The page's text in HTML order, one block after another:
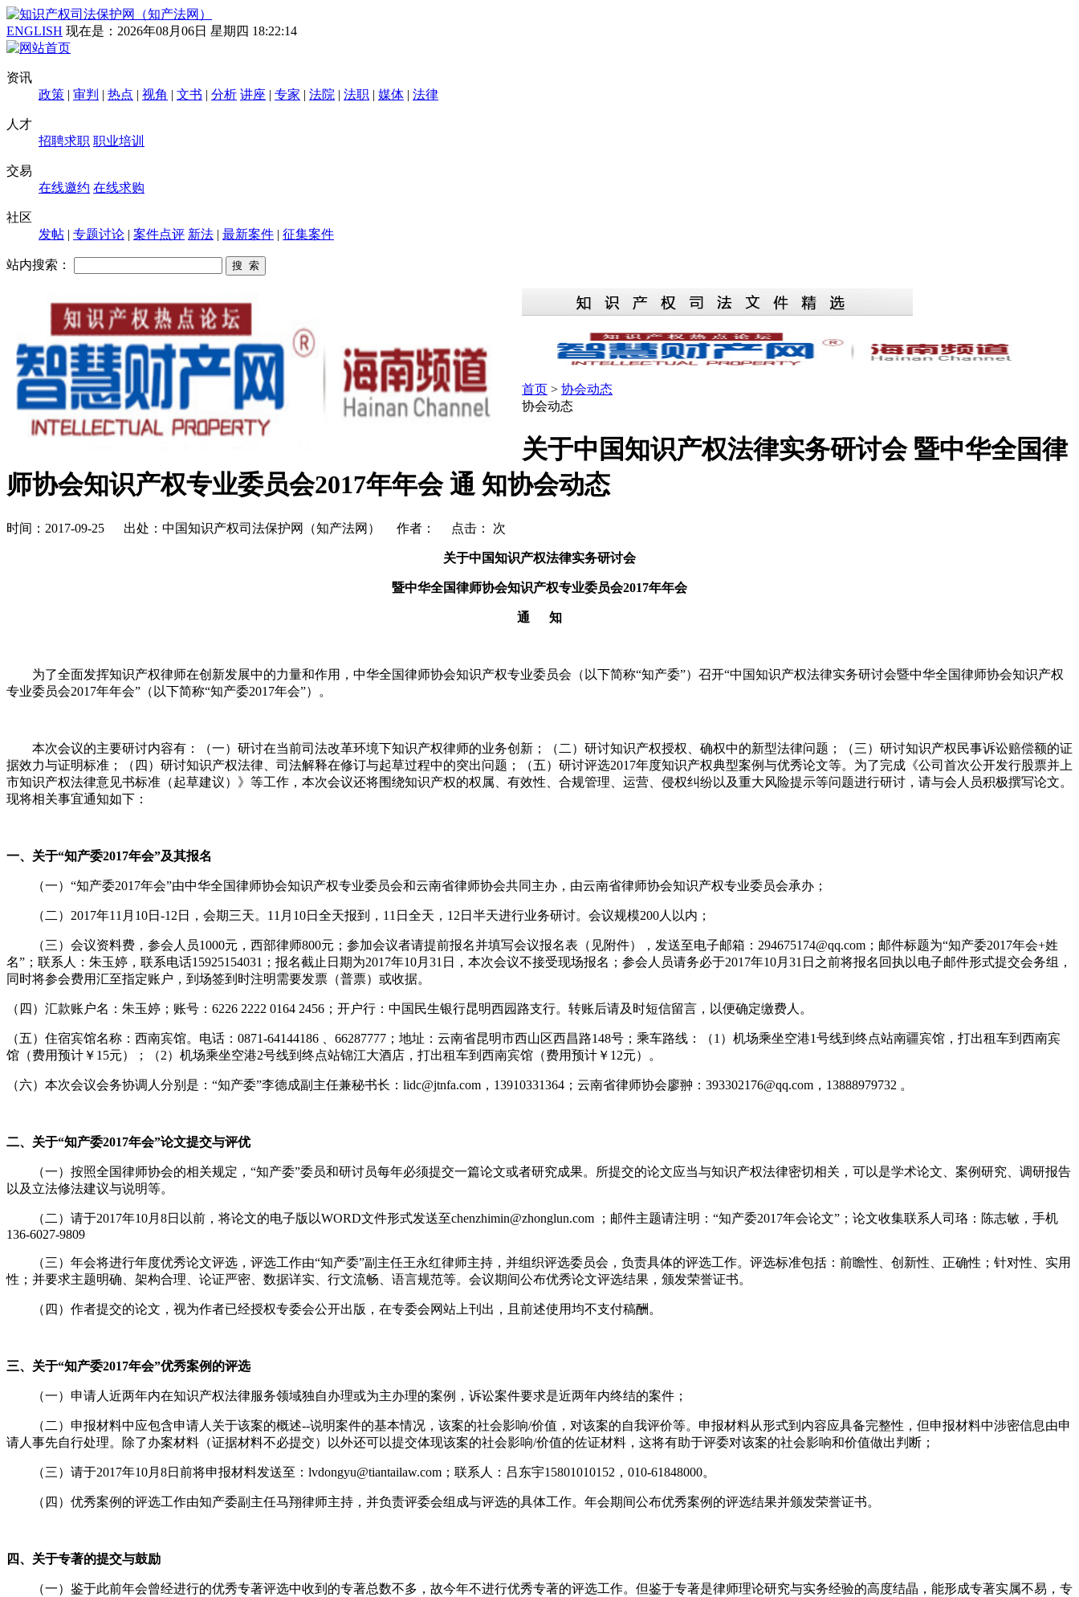
ENGLISH 现在是： 2026年08月06日 星期四 18:22:14
资讯
政策 | 审判 | 热点 | 视角 | 文书 | 分析 讲座 | 专家 | 法院 | 法职 | 媒体 | 法律
人才
招聘求职 职业培训
交易
在线邀约 在线求购
社区
发帖 | 专题讨论 | 案件点评 新法 | 最新案件 | 征集案件
站内搜索：
首页 > 协会动态
协会动态
关于中国知识产权法律实务研讨会 暨中华全国律
师协会知识产权专业委员会2017年年会 通 知协会动态
时间：2017-09-25 出处：中国知识产权司法保护网（知产法网） 作者： 点击： 次
关于中国知识产权法律实务研讨会
暨中华全国律师协会知识产权专业委员会2017年年会
通 知
为了全面发挥知识产权律师在创新发展中的力量和作用，中华全国律师协会知识产权专业委员会（以下简称“知产委”）召开“中国知识产权法律实务研讨会暨中华全国律师协会知识产权
专业委员会2017年年会”（以下简称“知产委2017年会”）。
本次会议的主要研讨内容有：（一）研讨在当前司法改革环境下知识产权律师的业务创新；（二）研讨知识产权授权、确权中的新型法律问题；（三）研讨知识产权民事诉讼赔偿额的证
据效力与证明标准；（四）研讨知识产权法律、司法解释在修订与起草过程中的突出问题；（五）研讨评选2017年度知识产权典型案例与优秀论文等。为了完成《公司首次公开发行股票并上
市知识产权法律意见书标准（起草建议）》等工作，本次会议还将围绕知识产权的权属、有效性、合规管理、运营、侵权纠纷以及重大风险提示等问题进行研讨，请与会人员积极撰写论文。
现将相关事宜通知如下：
一、关于“知产委2017年会”及其报名
（一）“知产委2017年会”由中华全国律师协会知识产权专业委员会和云南省律师协会共同主办，由云南省律师协会知识产权专业委员会承办；
（二） 2017年11 月 10日 -12 日，会期三天。 11 月 10日全天报到， 11 日全天， 12 日半天进行业务研讨。会议规模200人以内；
（三）会议资料费，参会人员1000元，西部律师800元；参加会议者请提前报名并填写会议报名表（见附件），发送至电子邮箱： 294675174@qq.com ；邮件标题为“知产委2017年会+姓
名”；联系人：朱玉婷，联系电话15925154031 ；报名截止日期为2017年10月 31 日，本次会议不接受现场报名；参会人员请务必于2017年10月 31 日之前将报名回执以电子邮件形式提交会务组，
同时将参会费用汇至指定账户，到场签到时注明需要发票（普票）或收据。
（四）汇款账户名：朱玉婷；账号： 6226 2222 0164 2456 ；开户行：中国民生银行昆明西园路支行。转账后请及时短信留言，以便确定缴费人。
（五）住宿宾馆名称：西南宾馆。电话： 0871-64144186 66287777 ；地址：云南省昆明市西山区西昌路148号；乘车路线：（1 ）机场乘坐空港1号线到终点站南疆宾馆，打出租车到西南宾
馆（费用预计￥ 15元）；（2）机场乘坐空港2号线到终点站锦江大酒店，打出租车到西南宾馆（费用预计￥ 12元）。
（六）本次会议会务协调人分别是：“知产委”李德成副主任兼秘书长： lidc@jtnfa.com ， 13910331364 ；云南省律师协会廖翀： 393302176@qq.com ， 13888979732 。
二、关于“知产委2017年会”论文提交与评优
（一）按照全国律师协会的相关规定，“知产委”委员和研讨员每年必须提交一篇论文或者研究成果。所提交的论文应当与知识产权法律密切相关，可以是学术论文、案例研究、调研报告
以及立法修法建议与说明等。
（二）请于2017年10月 8日以前，将论文的电子版以WORD文件形式发送至chenzhimin@zhonglun.com ；邮件主题请注明：“知产委2017年会论文”；论文收集联系人司珞：陈志敏，手机
136-6027-9809
（三）年会将进行年度优秀论文评选，评选工作由“知产委”副主任王永红律师主持，并组织评选委员会，负责具体的评选工作。评选标准包括：前瞻性、创新性、正确性；针对性、实用
性；并要求主题明确、架构合理、论证严密、数据详实、行文流畅、语言规范等。会议期间公布优秀论文评选结果，颁发荣誉证书。
（四）作者提交的论文，视为作者已经授权专委会公开出版，在专委会网站上刊出，且前述使用均不支付稿酬。
三、关于“知产委2017年会”优秀案例的评选
（一）申请人近两年内在知识产权法律服务领域独自办理或为主办理的案例，诉讼案件要求是近两年内终结的案件；
（二）申报材料中应包含申请人关于该案的概述--说明案件的基本情况，该案的社会影响/价值，对该案的自我评价等。申报材料从形式到内容应具备完整性，但申报材料中涉密信息由申
请人事先自行处理。除了办案材料（证据材料不必提交）以外还可以提交体现该案的社会影响/价值的佐证材料，这将有助于评委对该案的社会影响和价值做出判断；
（三）请于2017年10月 8日前将申报材料发送至： lvdongyu@tiantailaw.com ；联系人：吕东宇15801010152 ， 010-61848000。
（四）优秀案例的评选工作由知产委副主任马翔律师主持，并负责评委会组成与评选的具体工作。年会期间公布优秀案例的评选结果并颁发荣誉证书。
四、关于专著的提交与鼓励
（一）鉴于此前年会曾经进行的优秀专著评选中收到的专著总数不多，故今年不进行优秀专著的评选工作。但鉴于专著是律师理论研究与实务经验的高度结晶，能形成专著实属不易，专